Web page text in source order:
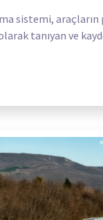
sistemi,
tanıyan ve